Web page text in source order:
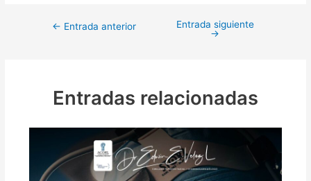
← Entrada anterior
Entrada siguiente
→
Entradas relacionadas